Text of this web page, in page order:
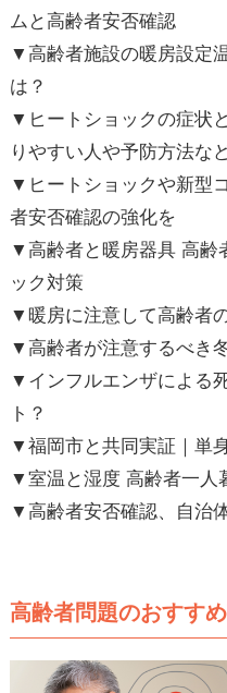
ムと高齢者安否確認
▼高齢者施設の暖房設定
は？
▼ヒートショックの症状
りやすい人や予防方法な
▼ヒートショックや新型
者安否確認の強化を
▼高齢者と暖房器具 高齢
ック対策
▼暖房に注意して高齢者
▼高齢者が注意するべき
▼インフルエンザによる
ト？
▼福岡市と共同実証｜単
▼室温と湿度 高齢者一
▼高齢者安否確認、自治
高齢者問題のおすす